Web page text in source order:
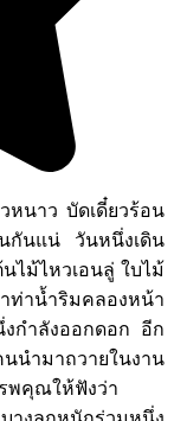
าว บัดเดี๋ยวร้อน
นกันแน่ วันหนึ่งเดิน
ไม้ไหวเอนลู่ ใบไม้
ท่าน้ำริมคลองหน้า
กำลังออกดอก อีก
มาถวายในงาน
พคุณให้ฟังว่า